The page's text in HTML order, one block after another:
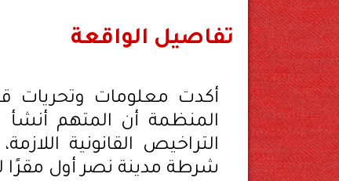
تفاصيل الواقعة
أكدت معلومات وتحريات
المنظمة أن المتهم أنشأ
التراخيص القانونية
شرطة مدينة نصر أول مقرًا